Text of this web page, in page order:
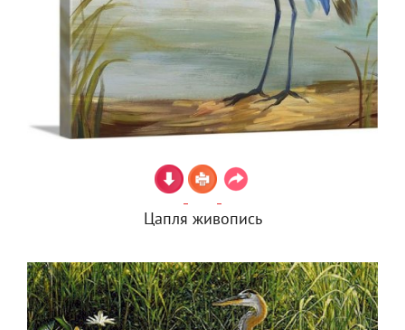
Цапля живопись